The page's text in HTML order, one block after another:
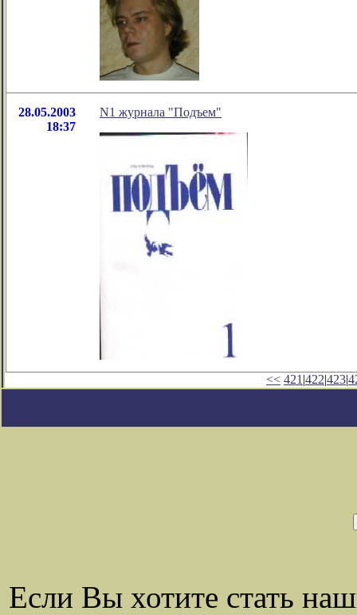
28.05.2003
18:37
N1 журнала "Подъем"
<< 421 |422|423|
Если Вы хотите стать